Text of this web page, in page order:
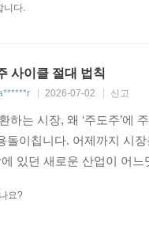
디아, 삼성전자와 같은 기
니다.
사이클 절대 법칙
2026-07-02 신고
하는 시장, 왜 ‘주도주’에
돌이칩니다. 어제까지 시
있던 새로운 산업이 어
요?